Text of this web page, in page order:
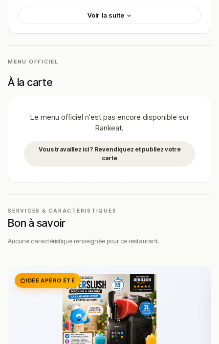
pas la
quiche lorraine maisonet le
trouver le meilleur plat de Le Petit Pasteur,
laissez-vous guider par les avis élogieux des
gastronomes qui apprécient la finesse des mets et
validation humaine.
Cette description peut contenir des erreurs, n'hésitez pas à
établissement
Voir la suite
MENU OFFICIEL
À la carte
Le menu officiel n'est pas encore disponible sur
Rankeat.
Vous travaillez ici ? Revendiquez et publiez votre
carte
SERVICES & CARACTÉRISTIQUES
Bon à savoir
Aucune caractéristique renseignée pour ce restaurant.
IDÉE APÉRO ÉTÉ